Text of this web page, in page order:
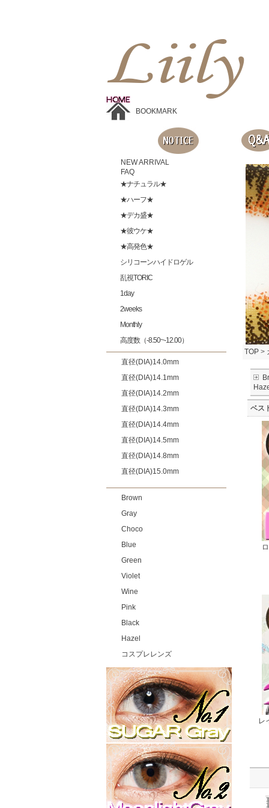
BOOKMARK
NEW ARRIVAL
FAQ
★ナチュラル★
★ハーフ★
★デカ盛★
★彼ウケ★
★高発色★
シリコーンハイドロゲル
乱視TORIC
1day
2weeks
Monthly
高度数（-8.50~-12.00）
直径(DIA)14.0mm
直径(DIA)14.1mm
直径(DIA)14.2mm
直径(DIA)14.3mm
直径(DIA)14.4mm
直径(DIA)14.5mm
直径(DIA)14.8mm
直径(DIA)15.0mm
Brown
Gray
Choco
Blue
Green
Violet
Wine
Pink
Black
Hazel
コスプレレンズ
TOP >
ベス
レ